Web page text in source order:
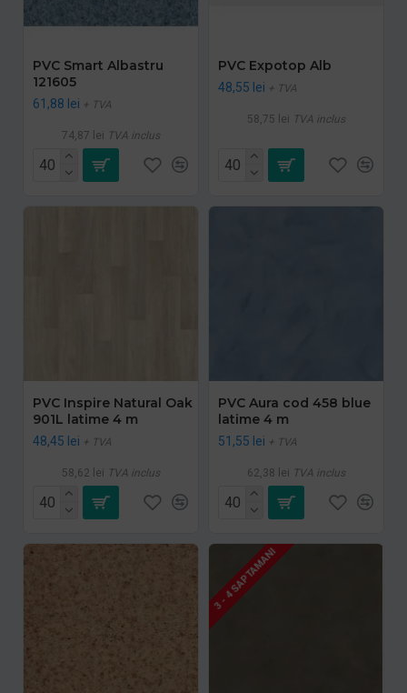
PVC Smart Albastru
121605
61,88 lei + TVA
74,87 lei TVA inclus
PVC Expotop Alb
48,55 lei + TVA
58,75 lei TVA inclus
PVC Inspire Natural Oak
901L latime 4 m
48,45 lei + TVA
58,62 lei TVA inclus
PVC Aura cod 458 blue
latime 4 m
51,55 lei + TVA
62,38 lei TVA inclus
3 - 4 SAPTAMANI